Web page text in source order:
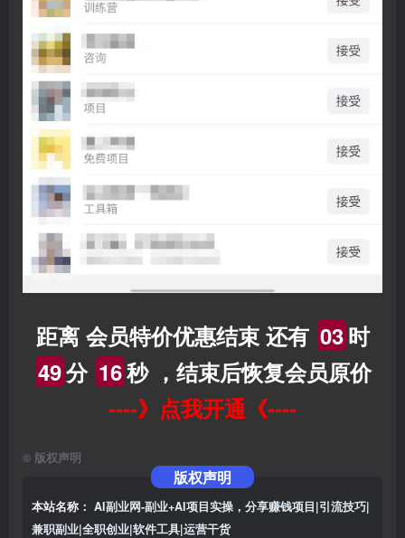
距离 会员特价优惠结束 还有 03时
49分 15秒，结束后恢复会员原价
----》点我开通《----
© 版权声明
版权声明
本站名称： AI副业网-副业+AI项目实操，分享赚钱项目|引流技巧|
兼职副业|全职创业|软件工具|运营干货